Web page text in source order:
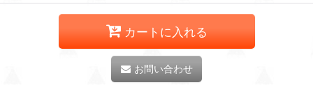
カートに入れる
お問い合わせ